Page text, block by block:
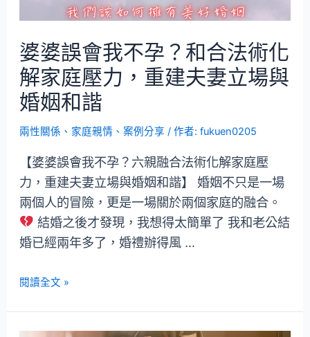
婆婆誤會我不孕？和合法術化
解家庭壓力，重建夫妻立場與
婚姻和諧
兩性關係 、 家庭親情 、案例分享 / 作者:fukuen0205
【婆婆誤會我不孕？六親融合法術化解家庭壓
力，重建夫妻立場與婚姻和諧】 婚姻不只是一場
兩個人的冒險，更是一場關於兩個家庭的融合。
結婚之後才發現，我想得太簡單了 我和老公結
婚已經兩年多了，婚禮辦得風 …
閱讀全文 »